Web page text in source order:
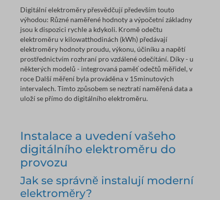
Digitální elektroměry přesvědčují především touto
výhodou: Různé naměřené hodnoty a výpočetní základny
jsou k dispozici rychle a kdykoli. Kromě odečtu
elektroměru v kilowatthodinách (kWh) předávají
elektroměry hodnoty proudu, výkonu, účiníku a napětí
prostřednictvím rozhraní pro vzdálené odečítání. Díky - u
některých modelů - integrovaná paměť odečtů měřidel, v
roce Další měření byla prováděna v 15minutových
intervalech. Tímto způsobem se neztratí naměřená data a
uloží se přímo do digitálního elektroměru.
Instalace a uvedení vašeho
digitálního elektroměru do
provozu
Jak se správně instalují moderní
elektroměry?